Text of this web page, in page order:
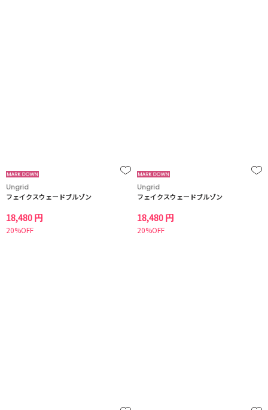
Ungrid
フェイクスウェードブルゾン
18,480 円
20%OFF
Ungrid
フェイクスウェードブルゾン
18,480 円
20%OFF